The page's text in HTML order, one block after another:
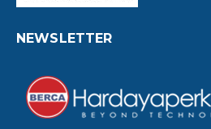
NEWSLETTER